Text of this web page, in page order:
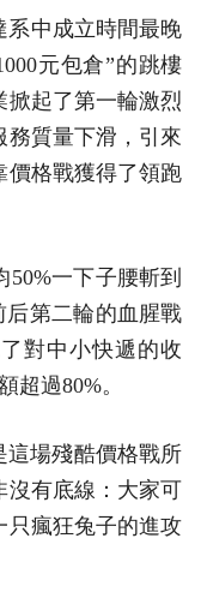
系中成立時間最晚
元包倉”的跳樓
掀起了第一輪激烈
務質量下滑，引來
價格戰獲得了領跑
一下子腰斬到
后第二輪的血腥戰
對中小快遞的收
超過80%。
這場殘酷價格戰所
沒有底線：大家可
只瘋狂兔子的進攻